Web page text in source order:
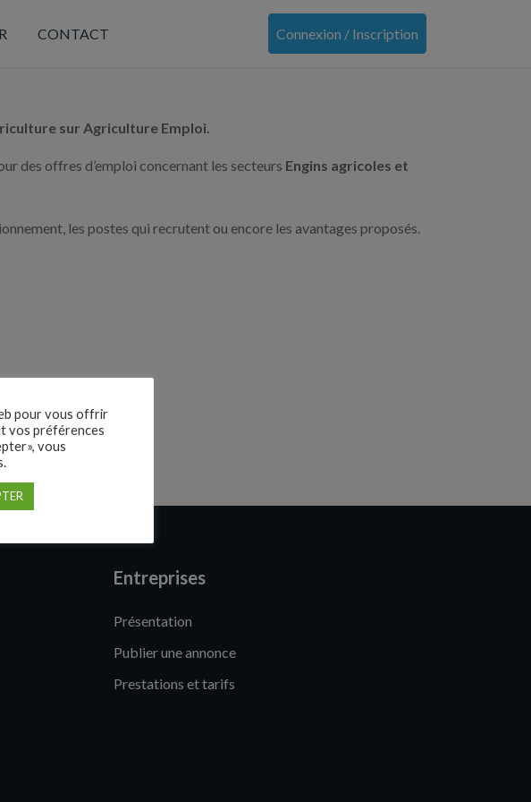
CONTACT Connexion / Inscription
sur Agriculture Emploi.
des offres d’emploi concernant les secteurs Engins agricoles et
les postes qui recrutent ou encore les avantages proposés.
Entreprises
Présentation
Publier une annonce
Prestations et tarifs
pour vous offrir
vos préférences
vous